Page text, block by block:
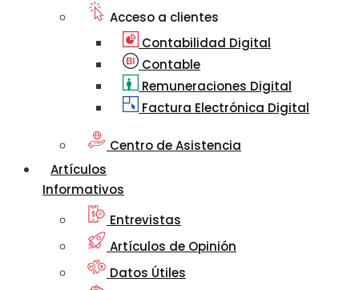
Acceso a clientes
Contabilidad Digital
Contable
Remuneraciones Digital
Factura Electrónica Digital
Centro de Asistencia
Artículos
Informativos
Entrevistas
Artículos de Opinión
Datos Útiles